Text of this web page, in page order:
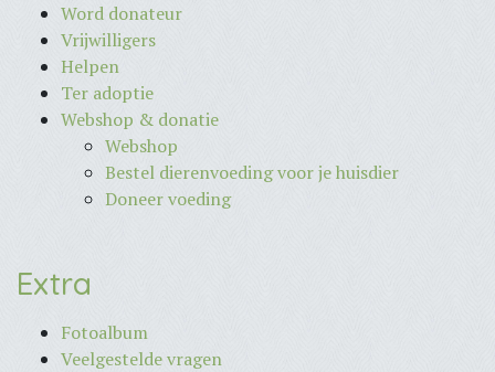
Word donateur
Vrijwilligers
Helpen
Ter adoptie
Webshop & donatie
Webshop
Bestel dierenvoeding voor je huisdier
Doneer voeding
Extra
Fotoalbum
Veelgestelde vragen